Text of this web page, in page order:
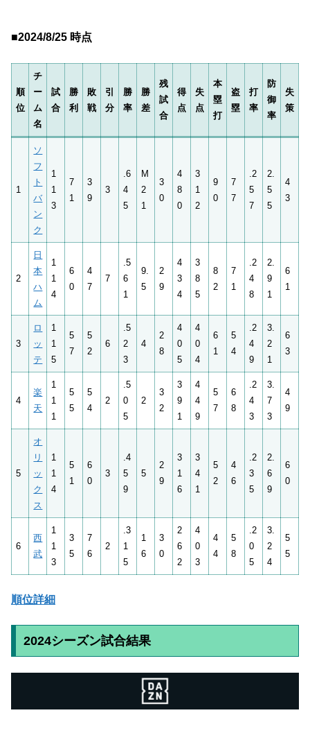
■2024/8/25 時点
順
位
チ
ー
ム
名
試
合
勝
利
敗
戦
引
分
勝
率
勝
差
残
試
合
得
点
失
点
本
塁
打
盗
塁
打
率
防
御
率
失
策
1
ソ
フ
ト
バ
ン
ク
1
1
3
7
1
3
9
3
.6
4
5
M
2
1
3
0
4
8
0
3
1
2
9
0
7
7
.2
5
7
2.
5
5
4
3
2
日
本
ハ
ム
1
1
4
6
0
4
7
7
.5
6
1
9.
5
2
9
4
3
4
3
8
5
8
2
7
1
.2
4
8
2.
9
1
6
1
3
ロ
ッ
テ
1
1
5
5
7
5
2
6
.5
2
3
4
2
8
4
0
5
4
0
4
6
1
5
4
.2
4
9
3.
2
1
6
3
4
楽
天
1
1
1
5
5
5
4
2
.5
0
5
2
3
2
3
9
1
4
4
9
5
7
6
8
.2
4
3
3.
7
3
4
9
5
オ
リ
ッ
ク
ス
1
1
4
5
1
6
0
3
.4
5
9
5
2
9
3
1
6
3
4
1
5
2
4
6
.2
3
5
2.
6
9
6
0
6
西
武
1
1
3
3
5
7
6
2
.3
1
5
1
6
3
0
2
6
2
4
0
3
4
4
5
8
.2
0
5
3.
2
4
5
5
順位詳細
2024シーズン試合結果